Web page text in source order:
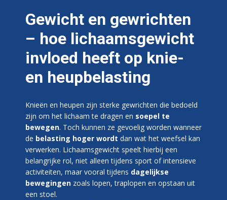
Gewicht en gewrichten
– hoe lichaamsgewicht
invloed heeft op knie-
en heupbelasting
Knieën en heupen zijn sterke gewrichten die bedoeld
zijn om het lichaam te dragen en soepel te
bewegen. Toch kunnen ze gevoelig worden wanneer
de belasting hoger wordt dan wat het weefsel kan
verwerken. Lichaamsgewicht speelt hierbij een
belangrijke rol, niet alleen tijdens sport of intensieve
activiteiten, maar vooral tijdens dagelijkse
bewegingen zoals lopen, traplopen en opstaan uit
een stoel.